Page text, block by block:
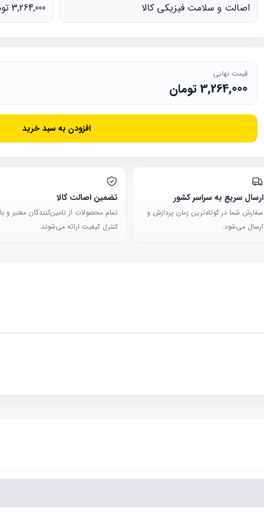
اصالت و سلامت فیزیکی کالا 3,264,000 تومان
قیمت نهایی
3,264,000تومان
افزودن به سبد خرید
ارسال سریع به سراسر کشور
سفارش شما در کوتاه‌ترین زمان پردازش و
ارسال می‌شود.
تضمین اصالت کالا
تمام محصولات از تامین‌کنندگان معتبر و با
کنترل کیفیت ارائه می‌شوند.